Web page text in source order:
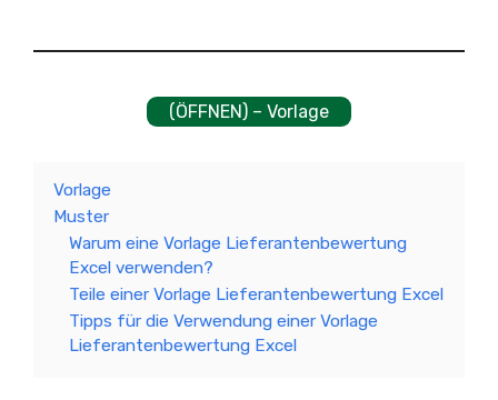
(ÖFFNEN) – Vorlage
Vorlage
Muster
Warum eine Vorlage Lieferantenbewertung
Excel verwenden?
Teile einer Vorlage Lieferantenbewertung Excel
Tipps für die Verwendung einer Vorlage
Lieferantenbewertung Excel